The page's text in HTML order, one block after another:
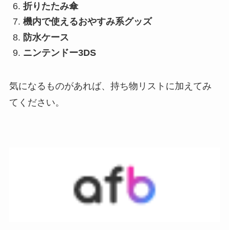
折りたたみ傘
機内で使えるおやすみ系グッズ
防水ケース
ニンテンドー3DS
気になるものがあれば、持ち物リストに加えてみ
てください。